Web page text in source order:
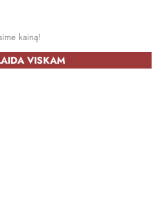
kainą!
VISKAM